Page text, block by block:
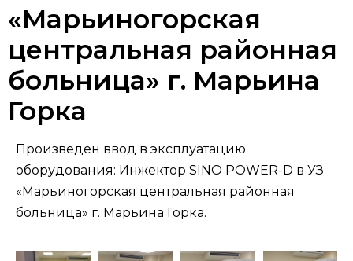
«Марьиногорская
центральная районная
больница» г. Марьина
Горка
Произведен ввод в эксплуатацию
оборудования: Инжектор SINO POWER-D в УЗ
«Марьиногорская центральная районная
больница» г. Марьина Горка.